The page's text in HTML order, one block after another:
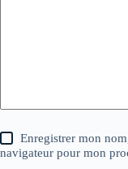
Enregistrer mon
navigateur pour mon